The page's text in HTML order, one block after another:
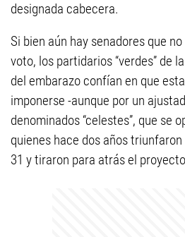
designada cabecera.
Si bien aún hay senadores que
voto, los partidarios “verdes” de
del embarazo confían en que
imponerse -aunque por un
denominados “celestes”, que se
quienes hace dos años
31 y tiraron para atrás el